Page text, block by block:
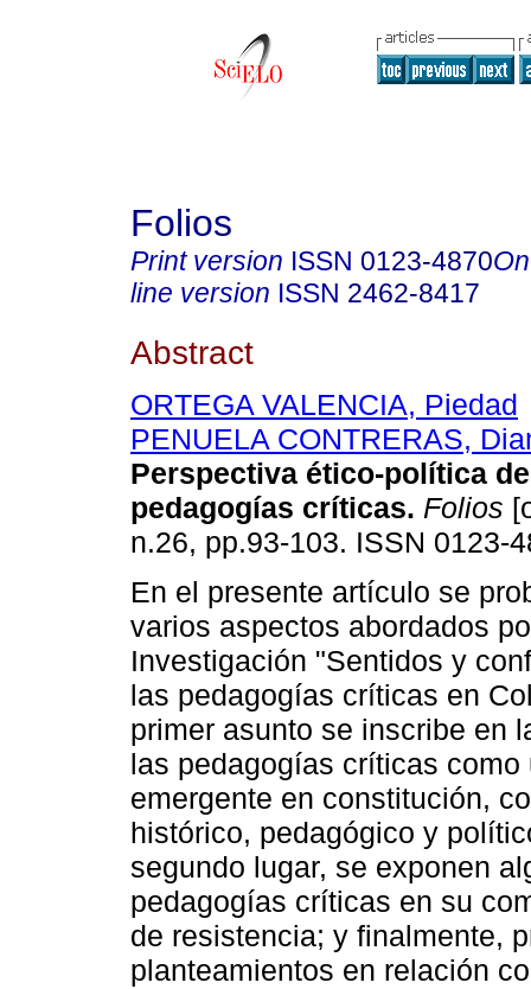
Folios
Print version ISSN 0123-4870
line version ISSN 2462-8417
Abstract
ORTEGA VALENCIA, Piedad
PENUELA CONTRERAS,
Perspectiva ético-política
pedagogías críticas. Folios
n.26, pp.93-103. ISSN 0123-
En el presente artículo se
varios aspectos abordados
Investigación "Sentidos y
las pedagogías críticas en
primer asunto se inscribe en
las pedagogías críticas como
emergente en constitución,
histórico, pedagógico y
segundo lugar, se exponen
pedagogías críticas en su
de resistencia; y finalmente,
planteamientos en relación